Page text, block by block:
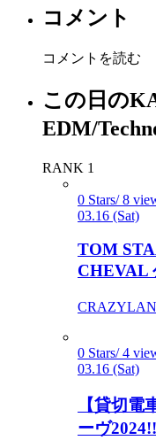
コメント
コメントを読む
この日の
EDM/
RANK 1
0 Stars/ 8
03.16 (Sat)
TOM
CHEVAL
0 Stars/ 4
03.16 (Sat)
【貸切
ーヴ